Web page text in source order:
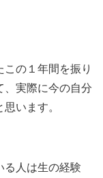
の１年間を振り
実際に今の自分
います。
る人は生の経験